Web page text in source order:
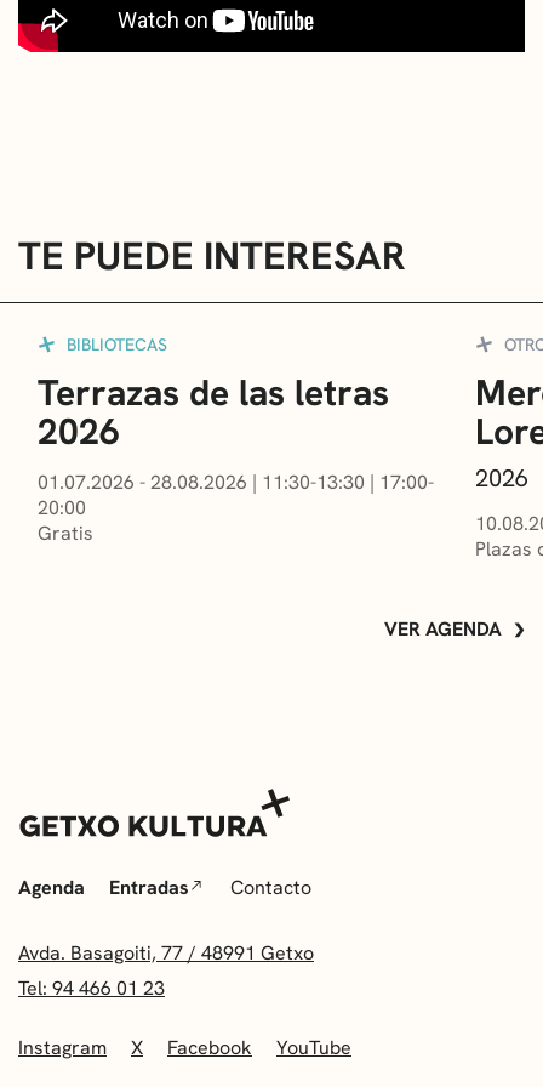
TE PUEDE INTERESAR
BIBLIOTECAS
Terrazas de las letras
2026
01.07.2026 - 28.08.2026 | 11:30-13:30 | 17:00-
20:00
Gratis
2026
Plazas
VER AGENDA
Agenda Entradas Contacto
Avda. Basagoiti, 77 / 48991 Getxo
Tel: 94 466 01 23
Instagram X Facebook YouTube